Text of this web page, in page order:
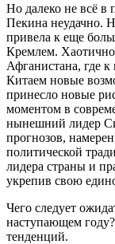
Но далеко не всё в
Пекина неудачно.
привела к еще
Кремлем.
Афганистана, где
Китаем новые
принесло новые
моментом в
нынешний лидер
прогнозов,
политической
лидера страны и
укрепив свою
Чего следует
наступающем
тенденций.